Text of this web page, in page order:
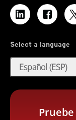
Select a language
Español (ESP)